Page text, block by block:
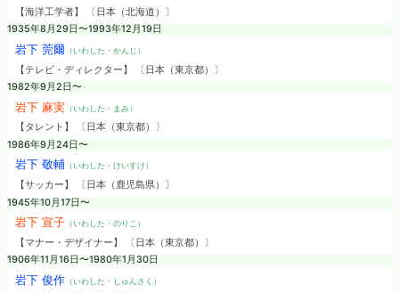
【海洋工学者】 〔日本（北海道）〕
1935年8月29日〜1993年12月19日
岩下 莞爾 （いわした・かんじ）
【テレビ・ディレクター】 〔日本（東京都）〕
1982年9月2日〜
岩下 麻実（いわした・まみ）
【タレント】 〔日本（東京都）〕
1986年9月24日〜
岩下 敬輔 （いわした・けいすけ）
【サッカー】 〔日本（鹿児島県）〕
1945年10月17日〜
岩下 宣子（いわした・のりこ）
【マナー・デザイナー】 〔日本（東京都）〕
1906年11月16日〜1980年1月30日
岩下 俊作（いわした・しゅんさく）